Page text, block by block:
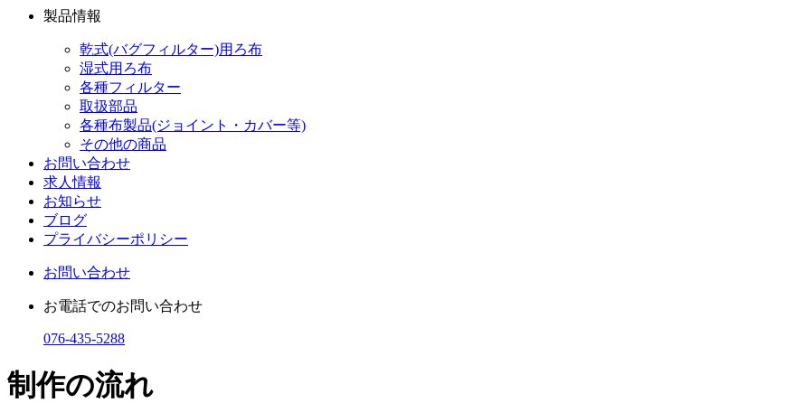
製品情報
乾式(バグフィルター)用ろ布
湿式用ろ布
各種フィルター
取扱部品
各種布製品(ジョイント・カバー等)
その他の商品
お問い合わせ
求人情報
お知らせ
ブログ
プライバシーポリシー
お問い合わせ
お電話でのお問い合わせ
076-435-5288
制作の流れ